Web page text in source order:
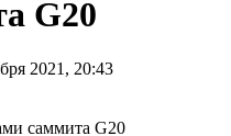
G20
2021, 20:43